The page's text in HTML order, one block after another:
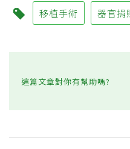
移植手術 器官捐
這篇文章對你有幫助嗎?